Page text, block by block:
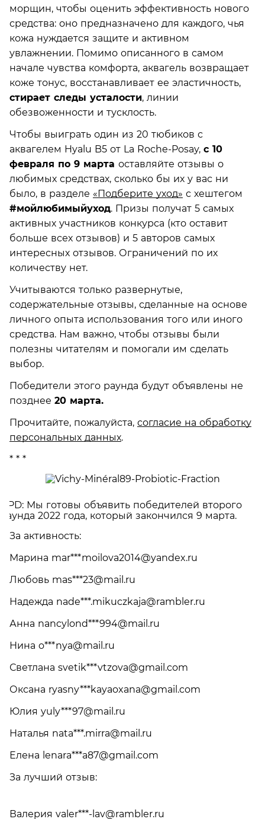
морщин, чтобы оценить эффективность нового
средства: оно предназначено для каждого, чья
кожа нуждается защите и активном
увлажнении. Помимо описанного в самом
начале чувства комфорта, аквагель возвращает
коже тонус, восстанавливает ее эластичность,
стирает следы усталости, линии
обезвоженности и тусклость.
Чтобы выиграть один из 20 тюбиков с
аквагелем Hyalu B5 от La Roche-Posay, с 10
февраля по 9 марта оставляйте отзывы о
любимых средствах, сколько бы их у вас ни
было, в разделе «Подберите уход» с хештегом
#мойлюбимыйуход. Призы получат 5 самых
активных участников конкурса (кто оставит
больше всех отзывов) и 5 авторов самых
интересных отзывов. Ограничений по их
количеству нет.
Учитываются только развернутые,
содержательные отзывы, сделанные на основе
личного опыта использования того или иного
средства. Нам важно, чтобы отзывы были
полезны читателям и помогали им сделать
выбор.
Победители этого раунда будут объявлены не
позднее 20 марта.
Прочитайте, пожалуйста, согласие на обработку
персональных данных.
* * *
UPD: Мы готовы объявить победителей второго
раунда 2022 года, который закончился 9 марта.
За активность:
Марина mar***moilova2014@yandex.ru
Любовь mas***23@mail.ru
Надежда nade***.mikuczkaja@rambler.ru
Анна nancylond***994@mail.ru
Нина o***nya@mail.ru
Светлана svetik***vtzova@gmail.com
Оксана ryasny***kayaoxana@gmail.com
Юлия yuly***97@mail.ru
Наталья nata***.mirra@mail.ru
Елена lenara***a87@gmail.com
За лучший отзыв:
Валерия valer***-lav@rambler.ru